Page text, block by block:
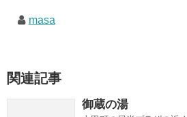
masa
関連記事
御蔵の湯